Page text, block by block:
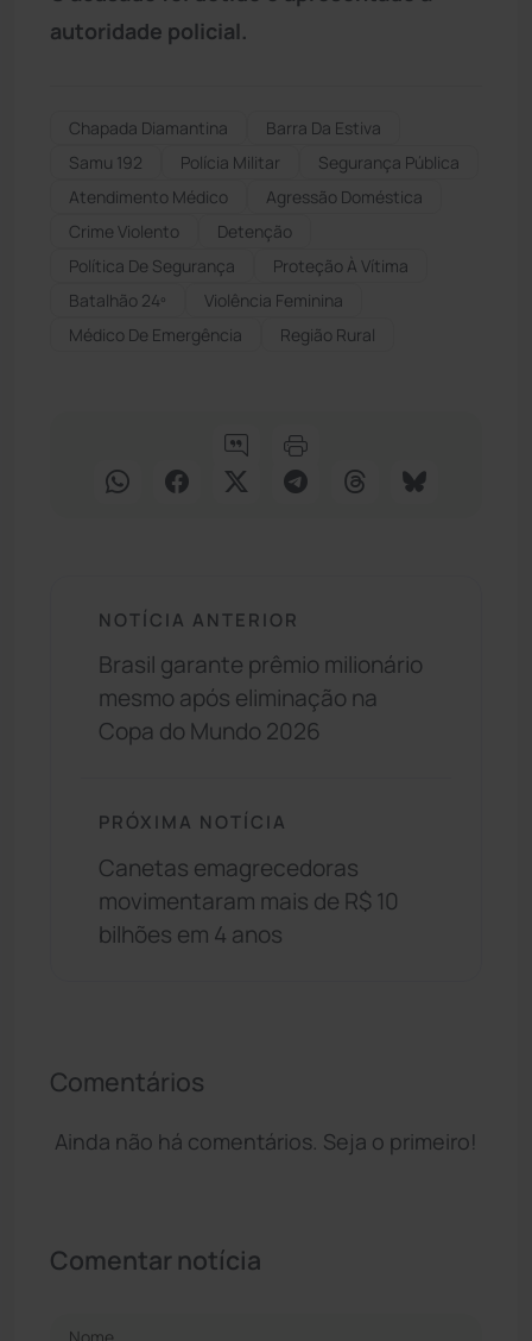
autoridade policial.
Chapada Diamantina
Barra Da Estiva
Samu 192
Polícia Militar
Segurança Pública
Atendimento Médico
Agressão Doméstica
Crime Violento
Detenção
Política De Segurança
Proteção À Vítima
Batalhão 24º
Violência Feminina
Médico De Emergência
Região Rural
NOTÍCIA ANTERIOR
Brasil garante prêmio milionário
mesmo após eliminação na
Copa do Mundo 2026
PRÓXIMA NOTÍCIA
Canetas emagrecedoras
movimentaram mais de R$ 10
bilhões em 4 anos
Comentários
Ainda não há comentários. Seja o primeiro!
Comentar notícia